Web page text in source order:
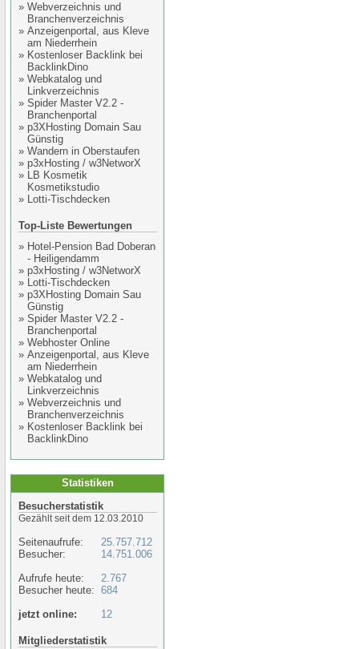
» Webverzeichnis und
Branchenverzeichnis
» Anzeigenportal, aus Kleve
am Niederrhein
» Kostenloser Backlink bei
BacklinkDino
» Webkatalog und
Linkverzeichnis
» Spider Master V2.2 -
Branchenportal
» p3XHosting Domain Sau
Günstig
» Wandern in Oberstaufen
» p3xHosting / w3NetworX
» LB Kosmetik
Kosmetikstudio
» Lotti-Tischdecken
Top-Liste Bewertungen
» Hotel-Pension Bad Doberan
- Heiligendamm
» p3xHosting / w3NetworX
» Lotti-Tischdecken
» p3XHosting Domain Sau
Günstig
» Spider Master V2.2 -
Branchenportal
» Webhoster Online
» Anzeigenportal, aus Kleve
am Niederrhein
» Webkatalog und
Linkverzeichnis
» Webverzeichnis und
Branchenverzeichnis
» Kostenloser Backlink bei
BacklinkDino
Statistiken
Besucherstatistik
Gezählt seit dem 12.03.2010
Seitenaufrufe:
Besucher:
Aufrufe heute:
Besucher heute:
jetzt online:
25.757.712
14.751.006
2.767
684
12
Mitgliederstatistik